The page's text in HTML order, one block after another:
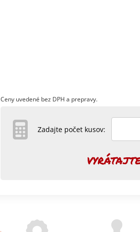
Ceny uvedené bez DPH a prepravy.
Zadajte počet kusov: